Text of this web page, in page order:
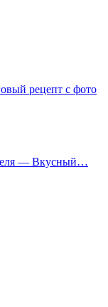
рецепт с фото
— Вкусный…